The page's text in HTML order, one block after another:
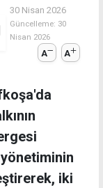
30 Nisan 2026
Güncelleme: 30
Nisan 2026
A A
iki